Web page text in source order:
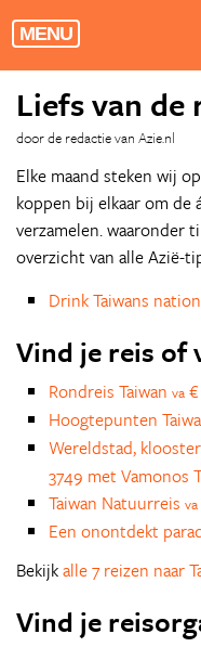
MENU
Liefs van de
door de redactie van Azie.nl
Elke maand steken wij
koppen bij elkaar om
verzamelen. waaronder
overzicht van alle Azië-
Drink Taiwans
Vind je reis of
Rondreis Taiwan va
Hoogtepunten
Wereldstad,
3749 met Vamonos
Taiwan Natuurreis va
Een onontdekt
Bekijkalle 7 reizen naar
Vind je